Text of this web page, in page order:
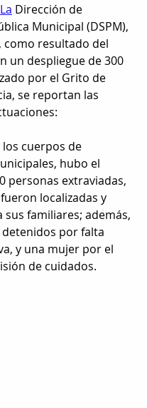
La Dirección de
Municipal (DSPM),
como resultado del
un despliegue de 300
por el Grito de
se reportan las
cuerpos de
hubo el
personas extraviadas,
localizadas y
sus familiares; además,
por falta
y una mujer por el
de cuidados.